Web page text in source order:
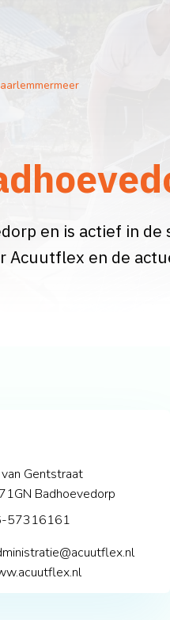
en is actief in de
Acuutflex en de
van Gentstraat
Badhoevedorp
57316161